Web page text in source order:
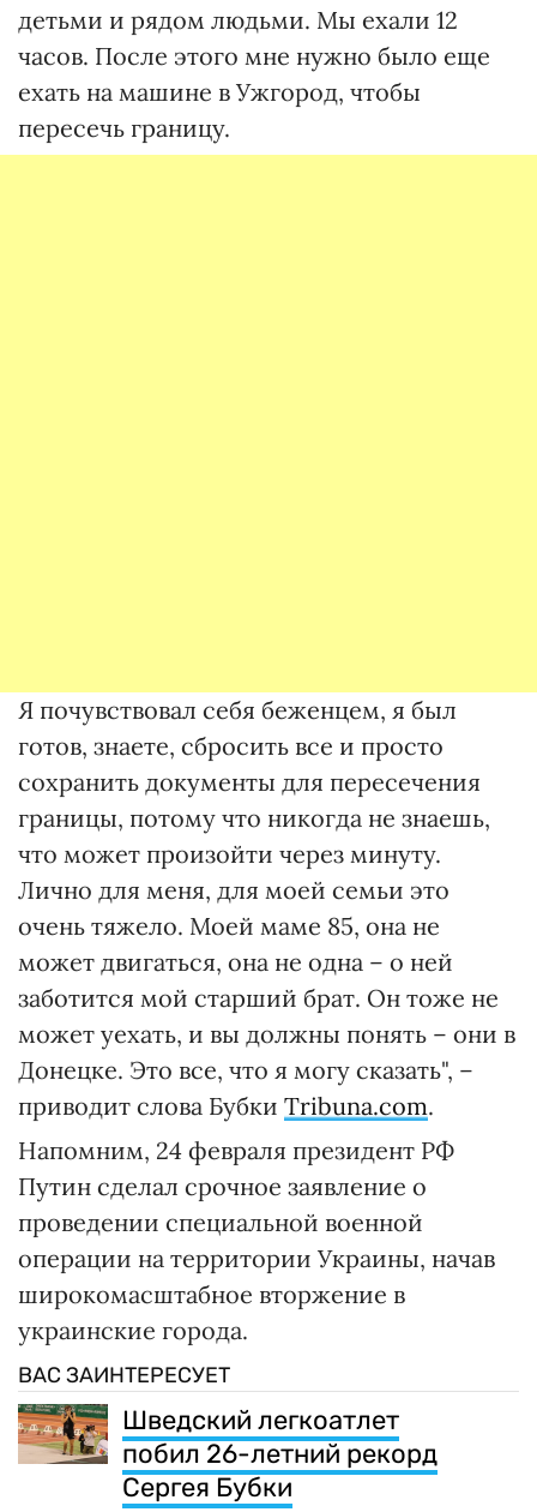
детьми и рядом людьми. Мы ехали 12
часов. После этого мне нужно было еще
ехать на машине в Ужгород, чтобы
пересечь границу.
Я почувствовал себя беженцем, я был
готов, знаете, сбросить все и просто
сохранить документы для пересечения
границы, потому что никогда не знаешь,
что может произойти через минуту.
Лично для меня, для моей семьи это
очень тяжело. Моей маме 85, она не
может двигаться, она не одна – о ней
заботится мой старший брат. Он тоже не
может уехать, и вы должны понять – они в
Донецке. Это все, что я могу сказать", –
приводит слова Бубки Tribuna.com.
Напомним, 24 февраля президент РФ
Путин сделал срочное заявление о
проведении специальной военной
операции на территории Украины, начав
широкомасштабное вторжение в
украинские города.
ВАС ЗАИНТЕРЕСУЕТ
Шведский легкоатлет
побил 26-летний рекорд
Сергея Бубки